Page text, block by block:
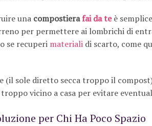
una compostierafai da teè
per permettere ai lombrichi di
se recuperi materiali di scarto, come
(il sole diretto secca troppo il
vicino a casa per evitare
per Chi Ha Poco Spazio